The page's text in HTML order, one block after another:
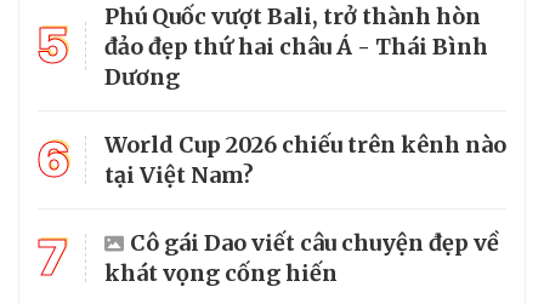
5
Phú Quốc vượt Bali, trở thành hòn
đảo đẹp thứ hai châu Á - Thái Bình
Dương
6
World Cup 2026 chiếu trên kênh nào
tại Việt Nam?
7
Cô gái Dao viết câu chuyện đẹp về
khát vọng cống hiến